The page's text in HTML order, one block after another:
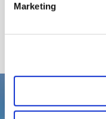
Marketing